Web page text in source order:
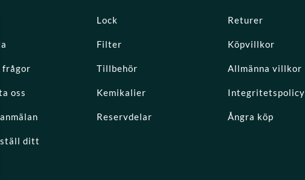
frågor
oss
ditt
Lock
Filter
Tillbehör
Kemikalier
Reservdelar
Returer
Köpvillkor
Allmänna villkor
Integritetspolicy
Ångra köp